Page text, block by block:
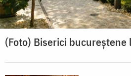
(Foto) Biserici bucureștene